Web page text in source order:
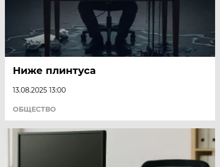
Ниже плинтуса
13.08.2025 13:00
ОБЩЕСТВО